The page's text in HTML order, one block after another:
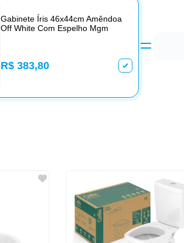
Gabinete Íris 46x44cm Amêndoa
Off White Com Espelho Mgm
R$ 383,80